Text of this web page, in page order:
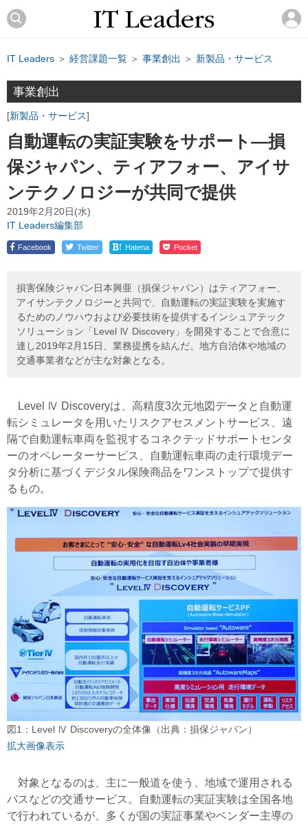
IT Leaders ＞ 経営課題一覧 ＞ 事業創出 ＞ 新製品・サービス
事業創出
新製品・サービス
自動運転の実証実験をサポート―損
保ジャパン、ティアフォー、アイサ
ンテクノロジーが共同で提供
2019年2月20日(水)
IT Leaders編集部
Facebook Twitter ! Hatena Pocket
損害保険ジャパン日本興亜（損保ジャパン）はティアフォー、
アイサンテクノロジーと共同で、自動運転の実証実験を実施す
るためのノウハウおよび必要技術を提供するインシュアテック
ソリューション「Level Ⅳ Discovery」を開発することで合意に
達し2019年2月15日、業務提携を結んだ。地方自治体や地域の
交通事業者などが主な対象となる。
Level Ⅳ Discoveryは、高精度3次元地図データと自動運
転シミュレータを用いたリスクアセスメントサービス、遠
隔で自動運転車両を監視するコネクテッドサポートセンタ
ーのオペレーターサービス、自動運転車両の走行環境デー
タ分析に基づくデジタル保険商品をワンストップで提供す
るもの。
図1：Level Ⅳ Discoveryの全体像（出典：損保ジャパン）
拡大画像表示
対象となるのは、主に一般道を使う、地域で運用される
バスなどの交通サービス。自動運転の実証実験は全国各地
で行われているが、多くが国の実証事業やベンダー主導の